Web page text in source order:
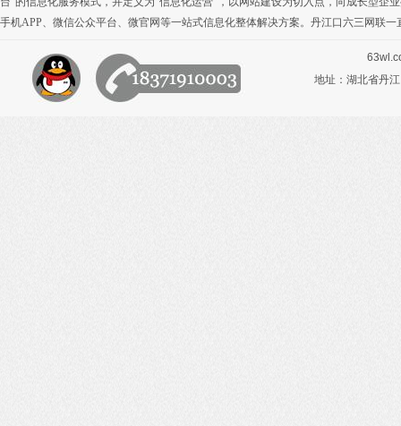
手机APP、 微信公众平台、 微官网等一站式信息化整体解决方案。丹江口六三网联
地址：湖北省丹